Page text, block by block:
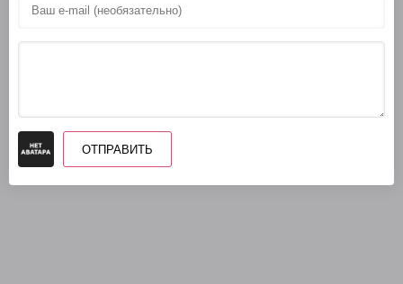
37 Владыка демонов v04-2 - Эпилог
38 Владыка демонов v04-2 - Послесловие автора
ОТПРАВИТЬ